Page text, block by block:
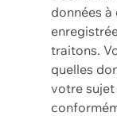
données
traitons.
quelles
votre sujet